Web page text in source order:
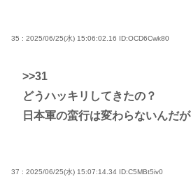
35 : 2025/06/25(水) 15:06:02.16 ID:OCD6Cwk80
>>31
どうハッキリしてきたの？
日本軍の蛮行は変わらないんだが
37 : 2025/06/25(水) 15:07:14.34 ID:C5MBt5iv0